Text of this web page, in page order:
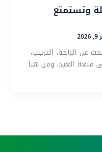
وتستمتع
عن الراحة، الترتيب،
متعة العيد. ومن هنا